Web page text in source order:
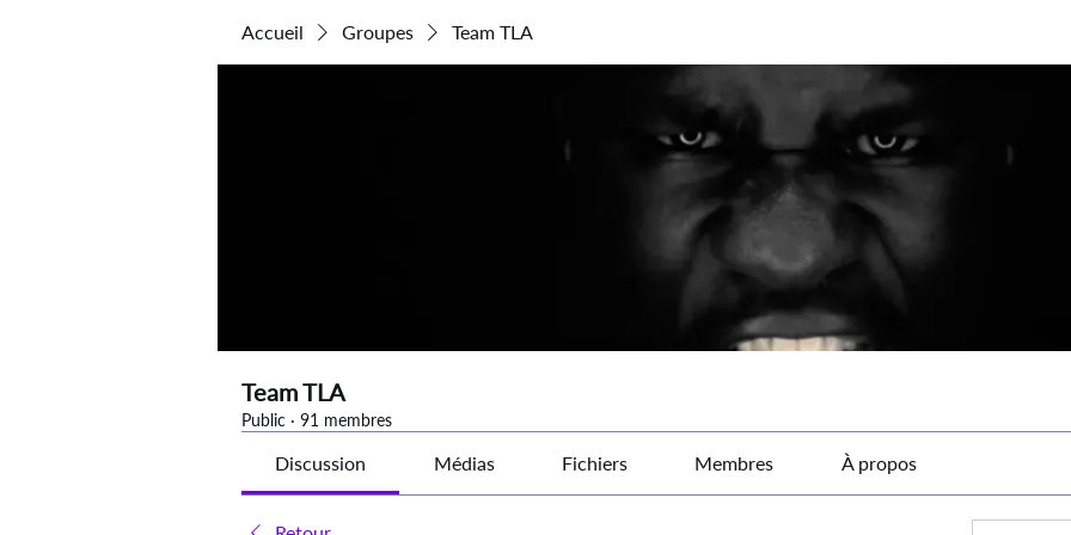
Accueil Groupes Team TLA
Team TLA
Public · 91 membres
Discussion Médias Fichiers Membres À propos